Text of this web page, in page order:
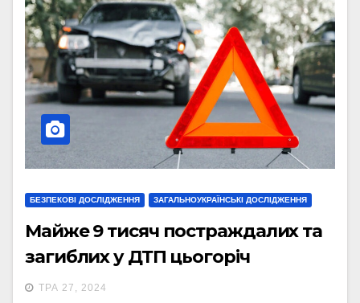
БЕЗПЕКОВІ ДОСЛІДЖЕННЯ ЗАГАЛЬНОУКРАЇНСЬКІ ДОСЛІДЖЕННЯ
Майже 9 тисяч постраждалих та
загиблих у ДТП цьогоріч
ТРА 27, 2024